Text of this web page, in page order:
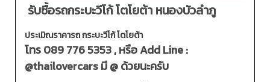
รับซื้อรถกระบะวีโก้ โตโยต้า หนองบัวลำภู
ประเมิณราคารถ กระบะวีโก้ โตโยต้า
โทร089 776 5353, หรือ Add Line :
@thailovercarsมี @ ด้วยนะครับ